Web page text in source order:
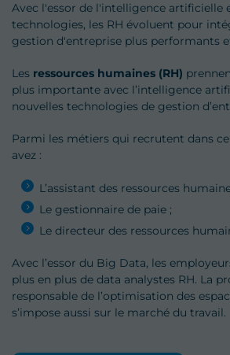
Avec l'essor de l'intelligence artificielle
technologies, les RH évoluent pour
gestion d'entreprise plus performants
Les ressources humaines (RH)
plus importante avec l’intelligence
nouvelles technologies de gestion
Parmi les métiers qui recrutent dans
avez :
L’assistant des ressources
Le gestionnaire de paie ;
Le directeur des ressources
Avec l’essor du Big Data, les
plus en plus de data analystes RH. La
responsable de l’optimisation des
s’impose aussi sur le marché du travail.